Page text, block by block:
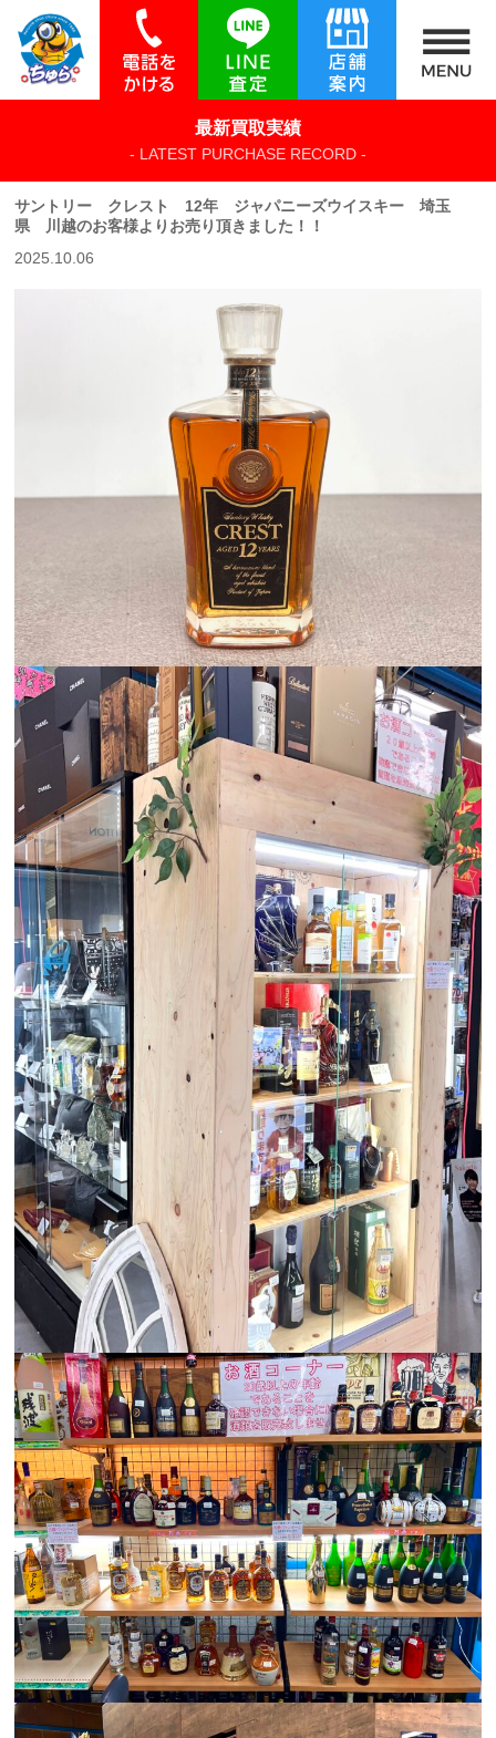
最新買取実績
- LATEST PURCHASE RECORD -
サントリー クレスト 12年 ジャパニーズウイスキー 埼玉
県 川越のお客様よりお売り頂きました！！
2025.10.06